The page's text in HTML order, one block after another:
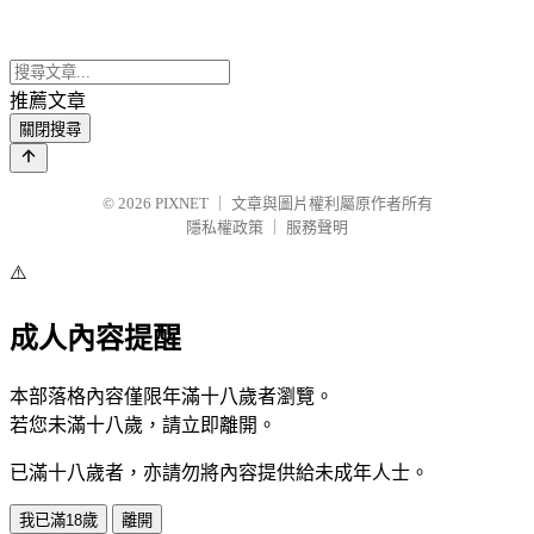
推薦文章
關閉搜尋
© 2026 PIXNET
文章與圖片權利屬原作者所有
隱私權政策
服務聲明
⚠️
成人內容提醒
本部落格內容僅限年滿十八歲者瀏覽。
若您未滿十八歲，請立即離開。
已滿十八歲者，亦請勿將內容提供給未成年人士。
我已滿18歲 離開